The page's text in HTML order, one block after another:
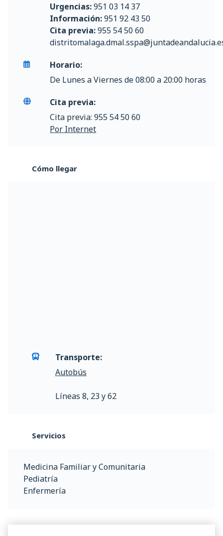
Urgencias:951 03 14 37
Información:951 92 43 50
Cita previa:955 54 50 60
Horario:
De Lunes a Viernes de 08:00 a 20:00 horas
Cita previa:
Cita previa: 955 54 50 60
Por Internet
Cómo llegar
Transporte:
Autobús
Líneas 8, 23 y 62
Servicios
Medicina Familiar y Comunitaria
Pediatría
Enfermería